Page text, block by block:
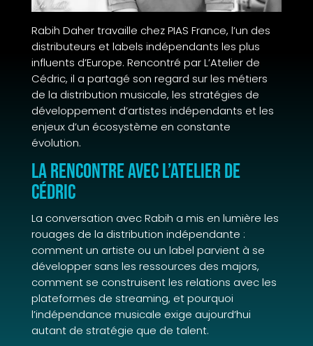
Rabih Daher travaille chez PIAS France, l’un des
distributeurs et labels indépendants les plus
influents d’Europe. Rencontré par L’Atelier de
Cédric, il a partagé son regard sur les métiers
de la distribution musicale, les stratégies de
développement d’artistes indépendants et les
enjeux d’un écosystème en constante
évolution.
La rencontre avec L’Atelier de
Cédric
La conversation avec Rabih a mis en lumière les
rouages de la distribution indépendante :
comment un artiste ou un label parvient à se
développer sans les ressources des majors,
comment se construisent les relations avec les
plateformes de streaming, et pourquoi
l’indépendance musicale exige aujourd’hui
autant de stratégie que de talent.